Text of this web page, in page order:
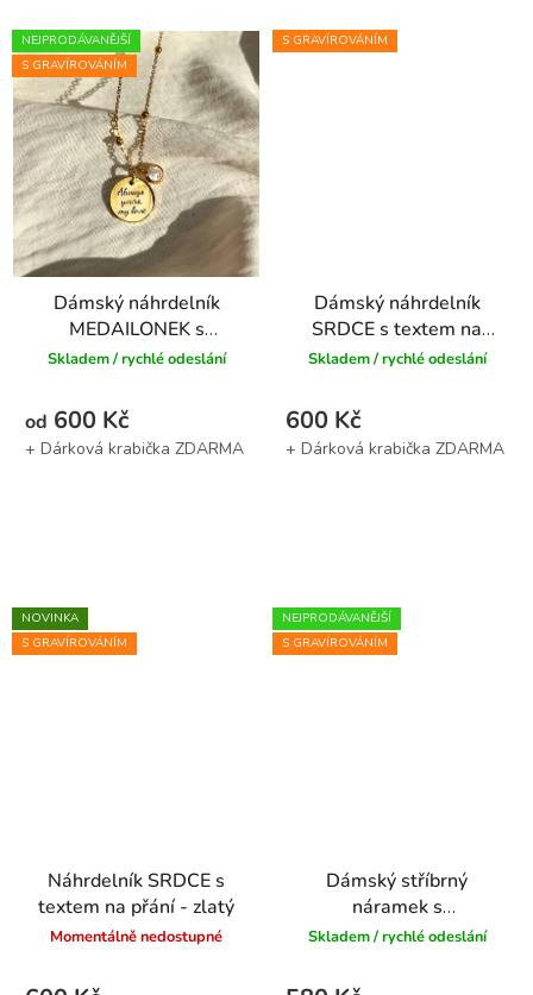
NEJPRODÁVANĚJŠÍ
S GRAVÍROVÁNÍM
Dámský náhrdelník
MEDAILONEK s
vlastním TEXTEM -
Skladem / rychlé odeslání
od 600 Kč
S GRAVÍROVÁNÍM
Dámský náhrdelník
SRDCE s textem na
přání - stříbrný
Skladem / rychlé odeslání
600 Kč
NOVINKA
S GRAVÍROVÁNÍM
Náhrdelník SRDCE s
textem na přání - zlatý
Momentálně nedostupné
NEJPRODÁVANĚJŠÍ
S GRAVÍROVÁNÍM
Dámský stříbrný
náramek s
medailonkem – text na
Skladem / rychlé odeslání